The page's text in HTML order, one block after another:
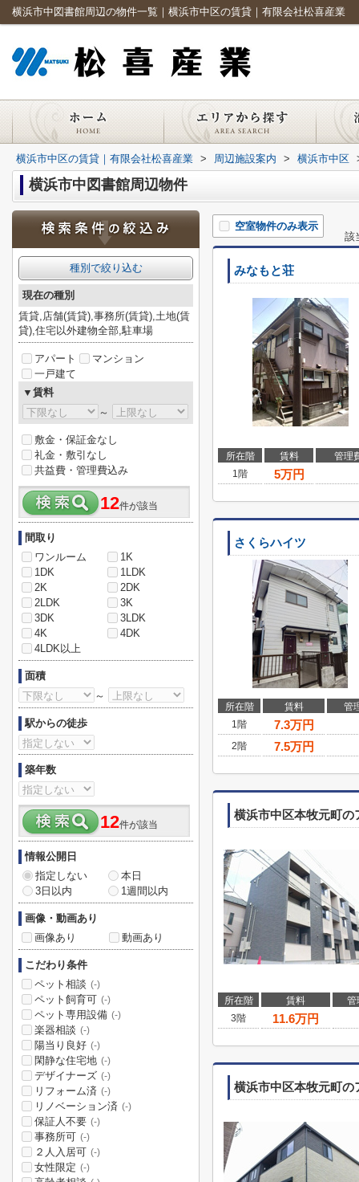
横浜市中図書館周辺の物件一覧｜横浜市中区の賃貸｜有限会社松喜産業
横浜市中区の賃貸｜有限会社松喜産業 > 周辺施設案内 > 横浜市中区
横浜市中図書館周辺物件
空室物件のみ表示
該
みなもと荘
所在階 賃料
管理
1階
5万円
さくらハイツ
所在階 賃料
管
1階
7.3万円
2階 7.5万円
横浜市中区本牧元町の
所在階 賃料
管
3階
11.6万円
横浜市中区本牧元町の
種別で絞り込む
現在の種別
賃貸,店舗(賃貸),事務所(賃貸),土地(賃
貸),住宅以外建物全部,駐車場
アパート
マンション
一戸建て
▼賃料
～
敷金・保証金なし
礼金・敷引なし
共益費・管理費込み
12件が該当
間取り
ワンルーム
1K
1DK
1LDK
2K
2DK
2LDK
3K
3DK
3LDK
4K
4DK
4LDK以上
面積
～
駅からの徒歩
築年数
12件が該当
情報公開日
指定しない
本日
3日以内
1週間以内
画像・動画あり
画像あり
動画あり
こだわり条件
ペット相談 (-)
ペット飼育可 (-)
ペット専用設備 (-)
楽器相談 (-)
陽当り良好 (-)
閑静な住宅地 (-)
デザイナーズ (-)
リフォーム済 (-)
リノベーション済 (-)
保証人不要 (-)
事務所可 (-)
２人入居可 (-)
女性限定 (-)